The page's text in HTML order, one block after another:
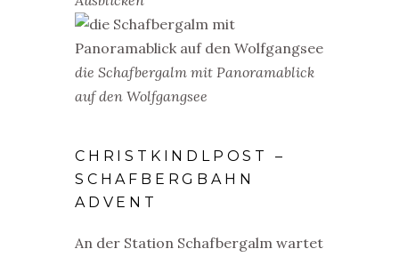
die Schafbergalm mit Panoramablick
auf den Wolfgangsee
CHRISTKINDLPOST –
SCHAFBERGBAHN
ADVENT
An der Station Schafbergalm wartet